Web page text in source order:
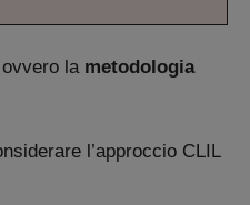
la metodologia
l’approccio CLIL